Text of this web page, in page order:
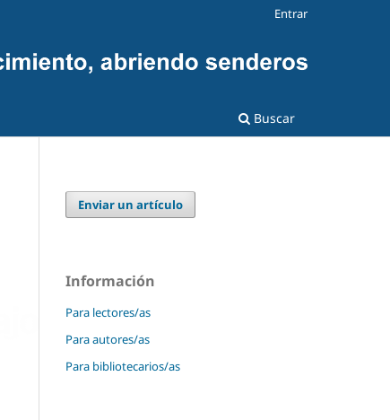
Buscar
Entrar
Enviar un artículo
Información
Para lectores/as
Para autores/as
Para bibliotecarios/as